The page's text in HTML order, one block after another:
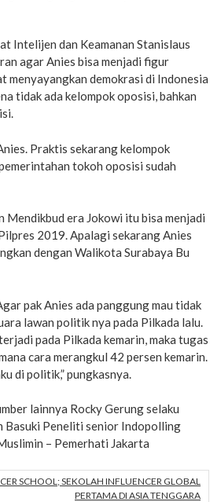
Intelijen dan Keamanan Stanislaus
agar Anies bisa menjadi figur
menyayangkan demokrasi di Indonesia
tidak ada kelompok oposisi, bahkan
Praktis sekarang kelompok
tokoh oposisi sudah
Mendikbud era Jokowi itu bisa menjadi
2019. Apalagi sekarang Anies
dengan Walikota Surabaya Bu
pak Anies ada panggung mau tidak
lawan politik nya pada Pilkada lalu.
pada Pilkada kemarin, maka tugas
cara merangkul 42 persen kemarin.
di politik,” pungkasnya.
lainnya Rocky Gerung selaku
Basuki Peneliti senior Indopolling
– Pemerhati Jakarta
SCHOOL; SEKOLAH INFLUENCER GLOBAL
PERTAMA DI ASIA TENGGARA